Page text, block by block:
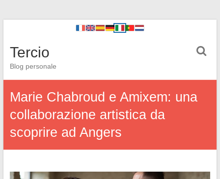
Tercio
Blog personale
Marie Chabroud e Amixem: una
collaborazione artistica da
scoprire ad Angers